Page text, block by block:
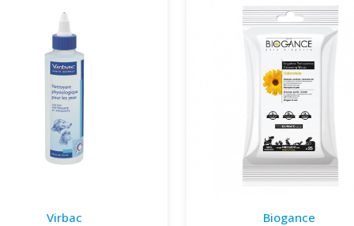
Virbac
Biogance